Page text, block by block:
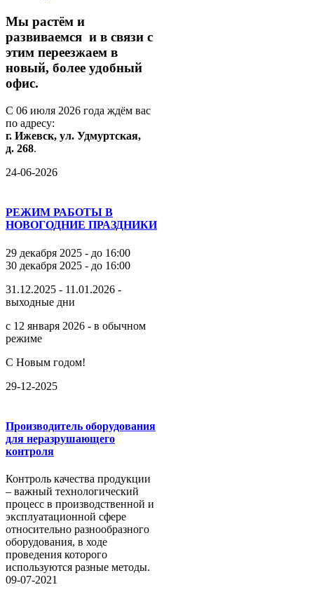
Мы растём и
развиваемся и в связи с
этим переезжаем в
новый, более удобный
офис.
С 06 июля 2026 года ждём вас
по адресу:
г. Ижевск, ул. Удмуртская,
д. 268.
24-06-2026
РЕЖИМ РАБОТЫ В
НОВОГОДНИЕ ПРАЗДНИКИ
29 декабря 2025 - до 16:00
30 декабря 2025 - до 16:00
31.12.2025 - 11.01.2026 -
выходные дни
с 12 января 2026 - в обычном
режиме
С Новым годом!
29-12-2025
Производитель оборудования
для неразрушающего
контроля
Контроль качества продукции
– важный технологический
процесс в производственной и
эксплуатационной сфере
относительно разнообразного
оборудования, в ходе
проведения которого
используются разные методы.
09-07-2021